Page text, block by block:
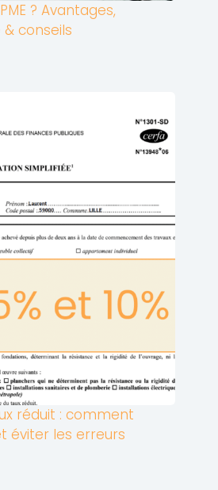
? Avantages,
conseils
réduit : comment
éviter les erreurs